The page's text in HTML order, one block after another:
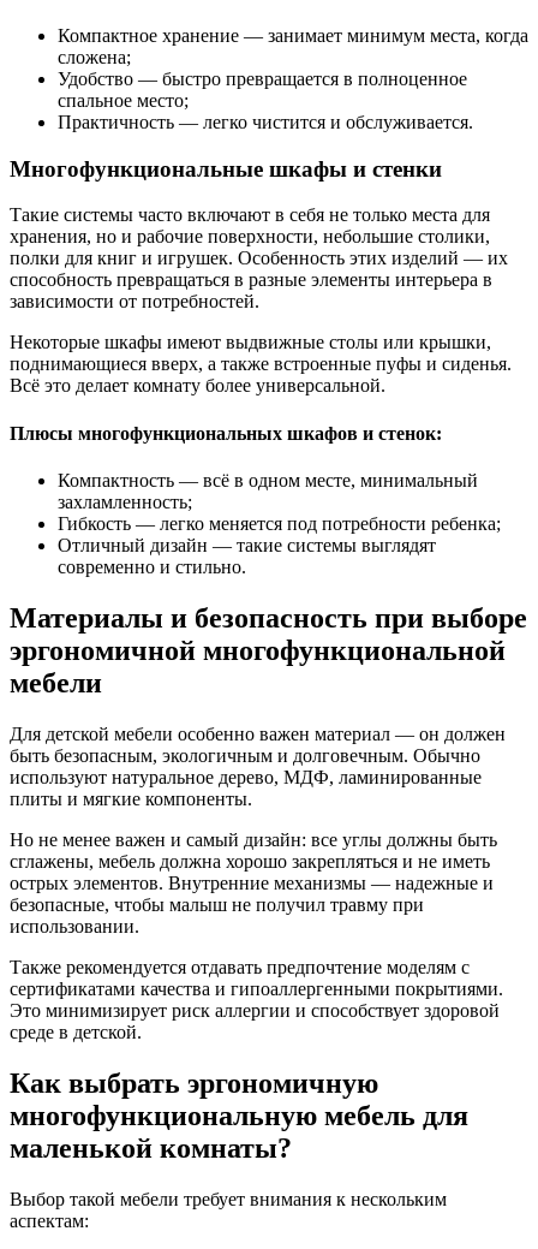
Компактное хранение — занимает минимум места, когда
сложена;
Удобство — быстро превращается в полноценное
спальное место;
Практичность — легко чистится и обслуживается.
Многофункциональные шкафы и стенки
Такие системы часто включают в себя не только места для
хранения, но и рабочие поверхности, небольшие столики,
полки для книг и игрушек. Особенность этих изделий — их
способность превращаться в разные элементы интерьера в
зависимости от потребностей.
Некоторые шкафы имеют выдвижные столы или крышки,
поднимающиеся вверх, а также встроенные пуфы и сиденья.
Всё это делает комнату более универсальной.
Плюсы многофункциональных шкафов и стенок:
Компактность — всё в одном месте, минимальный
захламленность;
Гибкость — легко меняется под потребности ребенка;
Отличный дизайн — такие системы выглядят
современно и стильно.
Материалы и безопасность при выборе
эргономичной многофункциональной
мебели
Для детской мебели особенно важен материал — он должен
быть безопасным, экологичным и долговечным. Обычно
используют натуральное дерево, МДФ, ламинированные
плиты и мягкие компоненты.
Но не менее важен и самый дизайн: все углы должны быть
сглажены, мебель должна хорошо закрепляться и не иметь
острых элементов. Внутренние механизмы — надежные и
безопасные, чтобы малыш не получил травму при
использовании.
Также рекомендуется отдавать предпочтение моделям с
сертификатами качества и гипоаллергенными покрытиями.
Это минимизирует риск аллергии и способствует здоровой
среде в детской.
Как выбрать эргономичную
многофункциональную мебель для
маленькой комнаты?
Выбор такой мебели требует внимания к нескольким
аспектам: